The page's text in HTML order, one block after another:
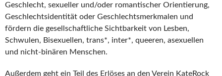
Geschlecht, sexueller und/oder romantischer Orientierung,
Geschlechtsidentität oder Geschlechtsmerkmalen und
fördern die gesellschaftliche Sichtbarkeit von Lesben,
Schwulen, Bisexuellen, trans*, inter*, queeren, asexuellen
und nicht-binären Menschen.
Außerdem geht ein Teil des Erlöses an den Verein KateRock